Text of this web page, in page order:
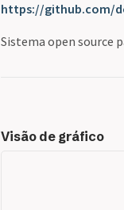
https://github.com/
Sistema open source
Visão de gráfico